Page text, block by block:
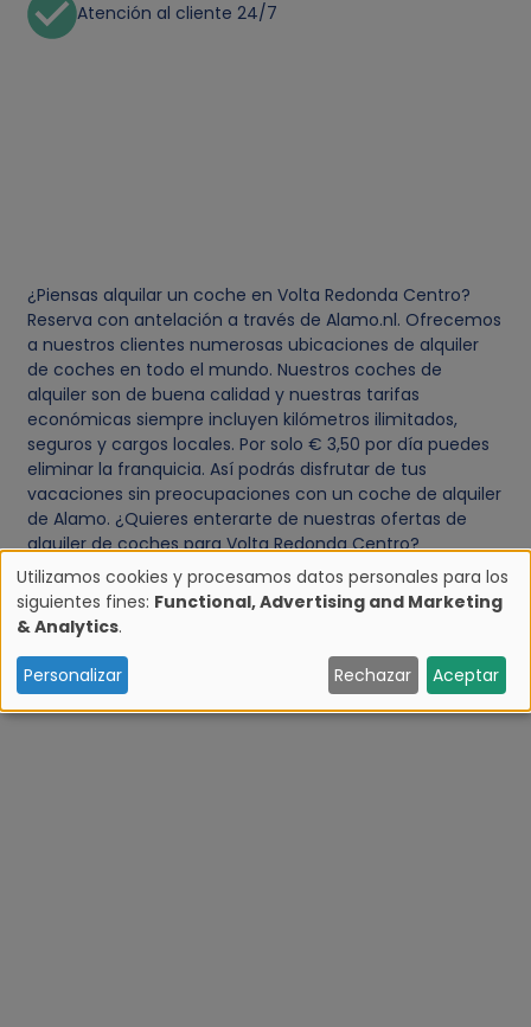
Atención al cliente 24/7
¿Piensas alquilar un coche en Volta Redonda Centro?
Reserva con antelación a través de Alamo.nl. Ofrecemos
a nuestros clientes numerosas ubicaciones de alquiler
de coches en todo el mundo. Nuestros coches de
alquiler son de buena calidad y nuestras tarifas
económicas siempre incluyen kilómetros ilimitados,
seguros y cargos locales. Por solo € 3,50 por día puedes
eliminar la franquicia. Así podrás disfrutar de tus
vacaciones sin preocupaciones con un coche de alquiler
de Alamo. ¿Quieres enterarte de nuestras ofertas de
alquiler de coches para Volta Redonda Centro?
Suscríbete a nuestroboletíno sigue a Alamo.nl en
Facebook.
U
s
o
Utilizamos cookies y procesamos datos personales para los
siguientes fines: Functional, Advertising and Marketing
& Analytics.
Personalizar Rechazar Aceptar